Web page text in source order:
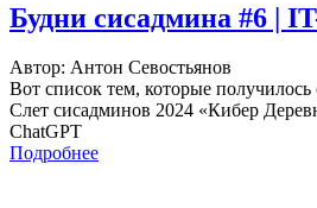
Будни сисадмина #6 |
Автор: Антон Севостьянов
Вот список тем, которые получилось
Слет сисадминов 2024 «Кибер
ChatGPT
Подробнее